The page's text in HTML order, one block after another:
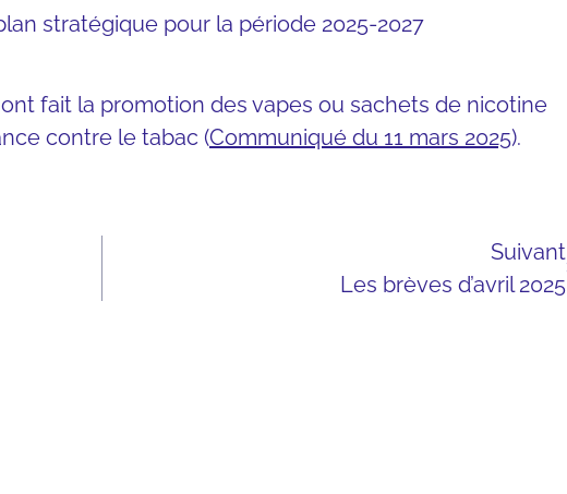
stratégique pour la période 2025-2027
fait la promotion des vapes ou sachets de nicotine
contre le tabac (Communiqué du 11 mars 2025).
Suivant
Les brèves d’avril 2025